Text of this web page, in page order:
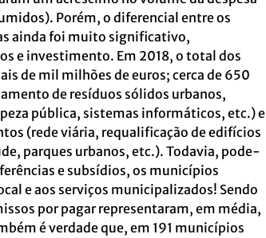
Porém, o diferencial entre os
ainda foi muito significativo,
e investimento. Em 2018, o total dos
de mil milhões de euros; cerca de 650
de resíduos sólidos urbanos,
pública, sistemas informáticos, etc.) e
(rede viária, requalificação de edifícios
parques urbanos, etc.). Todavia, pode-
e subsídios, os municípios
e aos serviços municipalizados! Sendo
por pagar representaram, em média,
é verdade que, em 191 municípios